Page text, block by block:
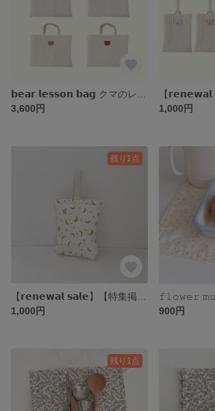
3,600円
1,000円
残り1点
1,000円
900円
残り1点